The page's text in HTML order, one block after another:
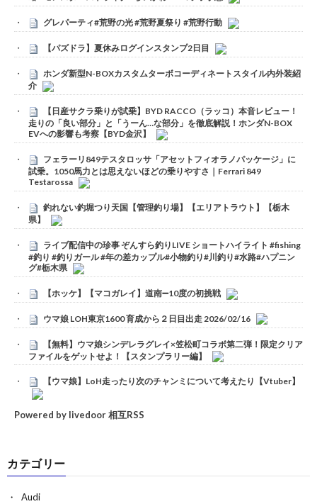
グレパーティ#荒野の光 #荒野夏祭り #荒野行動
【パズドラ】夏休みログインスタンプ2日目
ホンダ新型N-BOXカスタムターボコーディネートスタイル内外装紹
介
【日産サクラ乗りが試乗】BYD RACCO（ラッコ）本音レビュー！
走りの「良い部分」と「うーん…な部分」を徹底解説！ホンダN-BOX
EVへの影響も考察【BYD金沢】
フェラーリ849テスタロッサ「アセットフィオラノパッケージ」に
試乗。1050馬力とは思えないほどの乗りやすさ｜Ferrari 849
Testarossa
釣れない釣堀つり天国【管理釣り場】【エリアトラウト】【栃木
県】
ライブ配信中の珍事 ぞんすら釣りLIVE ショートハイライト #fishing
#釣り #釣りガール #年の差カップル#小物釣り#川釣り#水路#ハプニン
グ#栃木県
【ホッケ】【マコガレイ】道南➖10度の初挑戦
ウマ娘 LOH東京1600 育成から２日目出走 2026/02/16
【無料】ウマ娘シンデレラグレイ×笠松町コラボ第二弾！限定クリア
ファイルをゲットせよ！【スタンプラリー編】
【ウマ娘】LoH走ったり次のチャンミについて考えたり【Vtuber】
Powered by livedoor 相互RSS
カテゴリー
Audi